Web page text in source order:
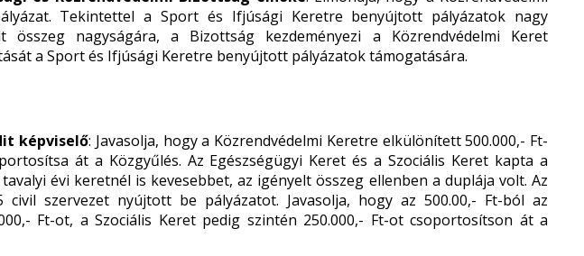
Tekintettel a Sport és Ifjúsági Keretre benyújtott pályázatok nagy
összeg nagyságára, a Bizottság kezdeményezi a Közrendvédelmi Keret
a Sport és Ifjúsági Keretre benyújtott pályázatok támogatására.
képviselő: Javasolja, hogy a Közrendvédelmi Keretre elkülönített 500.000,- Ft-
át a Közgyűlés. Az Egészségügyi Keret és a Szociális Keret kapta a
évi keretnél is kevesebbet, az igényelt összeg ellenben a duplája volt. Az
civil szervezet nyújtott be pályázatot. Javasolja, hogy az 500.00,- Ft-ból az
Ft-ot, a Szociális Keret pedig szintén 250.000,- Ft-ot csoportosítson át a